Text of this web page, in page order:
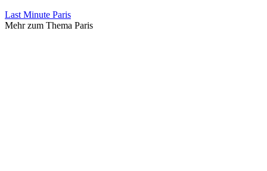
Last Minute Paris
Mehr zum Thema Paris